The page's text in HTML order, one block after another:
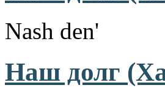
Nash den'
Наш долг